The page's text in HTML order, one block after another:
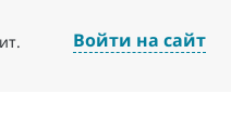
Войти на сайт